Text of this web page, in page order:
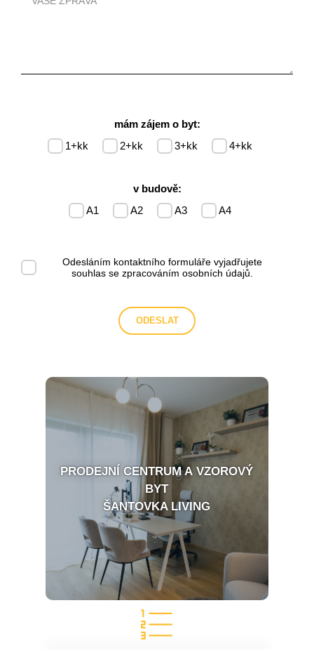
mám zájem o byt:
1+kk 2+kk 3+kk 4+kk
v budově:
A1 A2 A3 A4
Odesláním kontaktního formuláře vyjadřujete
souhlas se zpracováním osobních údajů
PRODEJNÍ CENTRUM A VZOROVÝ
BYT
ŠANTOVKA LIVING